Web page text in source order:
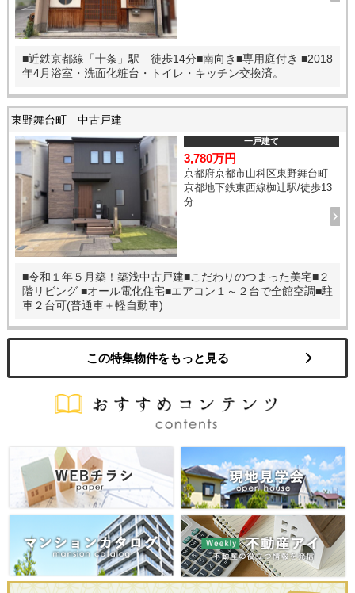
■近鉄京都線「十条」駅 徒歩14分■南向き■専用庭付き ■2018
年4月浴室・洗面化粧台・トイレ・キッチン交換済。
一戸建て
3,780万円
京都府京都市山科区東野舞台町
京都地下鉄東西線椥辻駅/徒歩13
分
■令和１年５月築！築浅中古戸建■こだわりのつまった美宅■２
階リビング ■オール電化住宅■エアコン１～２台で全館空調■駐
車２台可(普通車＋軽自動車)
東野舞台町 中古戸建
この特集物件をもっと見る